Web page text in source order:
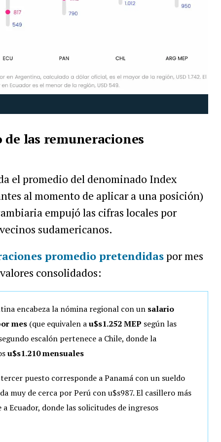
las remuneraciones
el promedio del denominado Index
al momento de aplicar a una posición)
empujó las cifras locales por
sudamericanos.
promedio pretendidaspor mes
consolidados:
encabeza la nómina regional con un salario
mes(que equivalen au$s1.252 MEP según las
escalón pertenece a Chile, donde la
u$s1.210 mensuales
puesto corresponde a Panamá con un sueldo
muy de cerca por Perú con u$s987. El casillero más
Ecuador, donde las solicitudes de ingresos